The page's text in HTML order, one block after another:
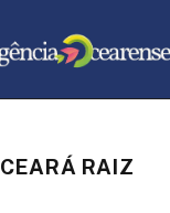
CEARÁ RAIZ